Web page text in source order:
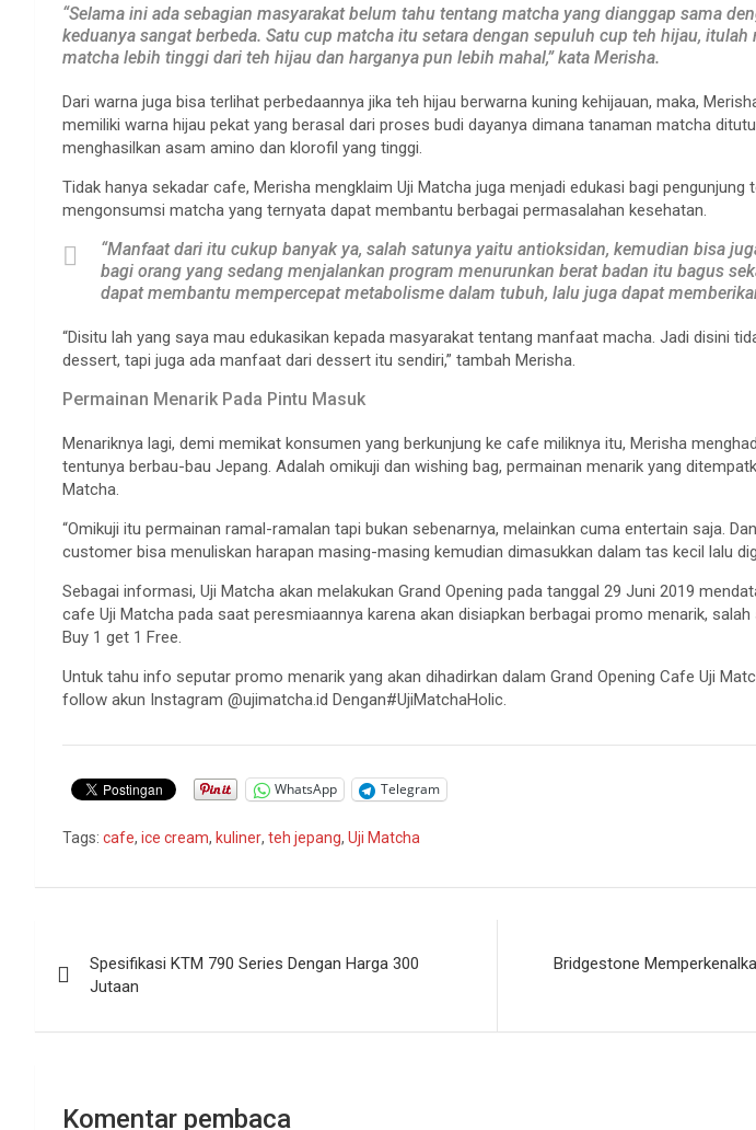
“Selama ini ada sebagian masyarakat belum tahu tentang matcha yang dianggap sama
keduanya sangat berbeda. Satu cup matcha itu setara dengan sepuluh cup teh hijau,
matcha lebih tinggi dari teh hijau dan harganya pun lebih mahal,” kata Merisha.
Dari warna juga bisa terlihat perbedaannya jika teh hijau berwarna kuning kehijauan, maka,
memiliki warna hijau pekat yang berasal dari proses budi dayanya dimana tanaman matcha
menghasilkan asam amino dan klorofil yang tinggi.
Tidak hanya sekadar cafe, Merisha mengklaim Uji Matcha juga menjadi edukasi bagi pengunjung
mengonsumsi matcha yang ternyata dapat membantu berbagai permasalahan kesehatan.
“Manfaat dari itu cukup banyak ya, salah satunya yaitu antioksidan, kemudian bisa
bagi orang yang sedang menjalankan program menurunkan berat badan itu bagus
dapat membantu mempercepat metabolisme dalam tubuh, lalu juga dapat
“Disitu lah yang saya mau edukasikan kepada masyarakat tentang manfaat macha. Jadi disini
dessert, tapi juga ada manfaat dari dessert itu sendiri,” tambah Merisha.
Permainan Menarik Pada Pintu Masuk
Menariknya lagi, demi memikat konsumen yang berkunjung ke cafe miliknya itu, Merisha
tentunya berbau-bau Jepang. Adalah omikuji dan wishing bag, permainan menarik yang
Matcha.
“Omikuji itu permainan ramal-ramalan tapi bukan sebenarnya, melainkan cuma entertain saja.
customer bisa menuliskan harapan masing-masing kemudian dimasukkan dalam tas kecil lalu
Sebagai informasi, Uji Matcha akan melakukan Grand Opening pada tanggal 29 Juni 2019
cafe Uji Matcha pada saat peresmiaannya karena akan disiapkan berbagai promo menarik,
Buy 1 get 1 Free.
Untuk tahu info seputar promo menarik yang akan dihadirkan dalam Grand Opening Cafe Uji
follow akun Instagram @ujimatcha.id Dengan#UjiMatchaHolic.
WhatsApp Telegram
Tags: cafe, ice cream, kuliner, teh jepang, Uji Matcha
pos
Spesifikasi KTM 790 Series Dengan Harga 300
Jutaan
Bridgestone
Komentar pembaca